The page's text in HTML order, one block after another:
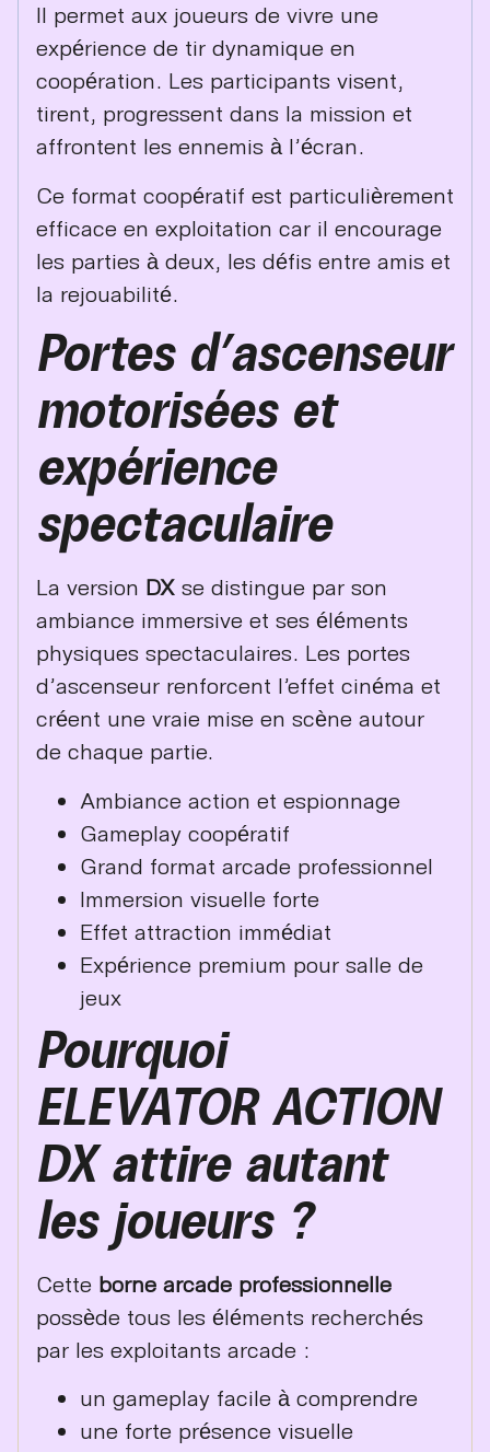
Il permet aux joueurs de vivre une
expérience de tir dynamique en
coopération. Les participants visent,
tirent, progressent dans la mission et
affrontent les ennemis à l’écran.
Ce format coopératif est particulièrement
efficace en exploitation car il encourage
les parties à deux, les défis entre amis et
la rejouabilité.
Portes d’ascenseur
motorisées et
expérience
spectaculaire
La version DX se distingue par son
ambiance immersive et ses éléments
physiques spectaculaires. Les portes
d’ascenseur renforcent l’effet cinéma et
créent une vraie mise en scène autour
de chaque partie.
Ambiance action et espionnage
Gameplay coopératif
Grand format arcade professionnel
Immersion visuelle forte
Effet attraction immédiat
Expérience premium pour salle de
jeux
Pourquoi
ELEVATOR ACTION
DX attire autant
les joueurs ?
Cette borne arcade professionnelle
possède tous les éléments recherchés
par les exploitants arcade :
un gameplay facile à comprendre
une forte présence visuelle